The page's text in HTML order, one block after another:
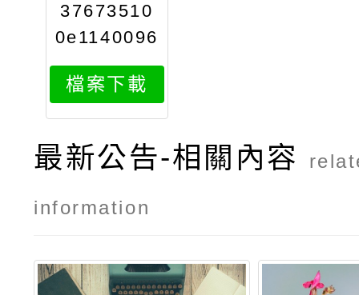
37673510
0e1140096
260attach
1
檔案下載
最新公告-相關內容
information